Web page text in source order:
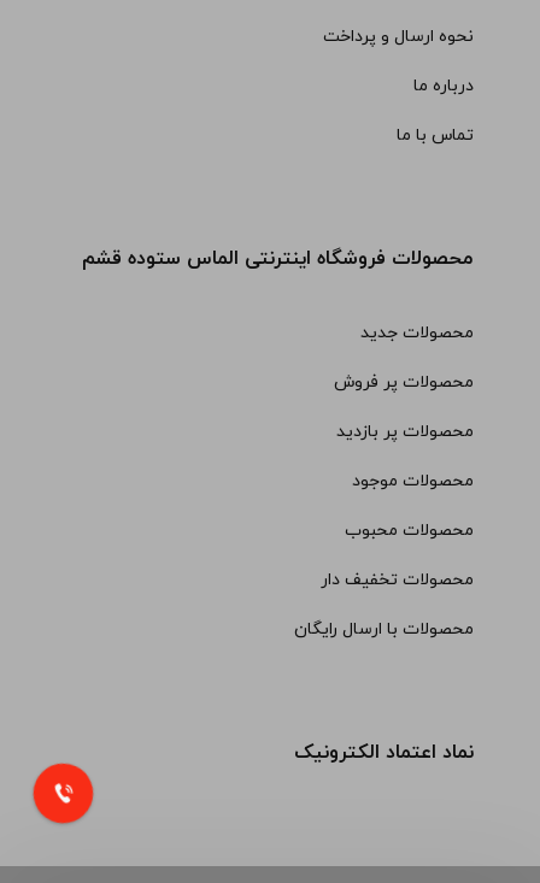
نحوه ارسال و پرداخت
درباره ما
تماس با ما
محصولات فروشگاه اینترنتی الماس ستوده قشم
محصولات جدید
محصولات پر فروش
محصولات پر بازدید
محصولات موجود
محصولات محبوب
محصولات تخفیف دار
محصولات با ارسال رایگان
نماد اعتماد الکترونیک